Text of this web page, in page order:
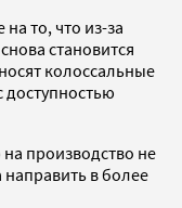
то, что из-за
становится
колоссальные
производство не
в более